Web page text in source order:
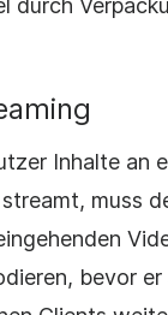
Inhalte an
muss
bevor er